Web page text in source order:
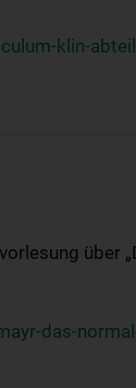
klin-
über
das-